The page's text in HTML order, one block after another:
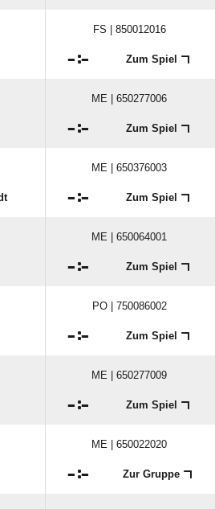
FS | 850012016
: Zum Spiel
ME | 650277006
: Zum Spiel
ME | 650376003
: Zum Spiel
ME | 650064001
: Zum Spiel
PO | 750086002
: Zum Spiel
ME | 650277009
: Zum Spiel
ME | 650022020
: Zur Gruppe